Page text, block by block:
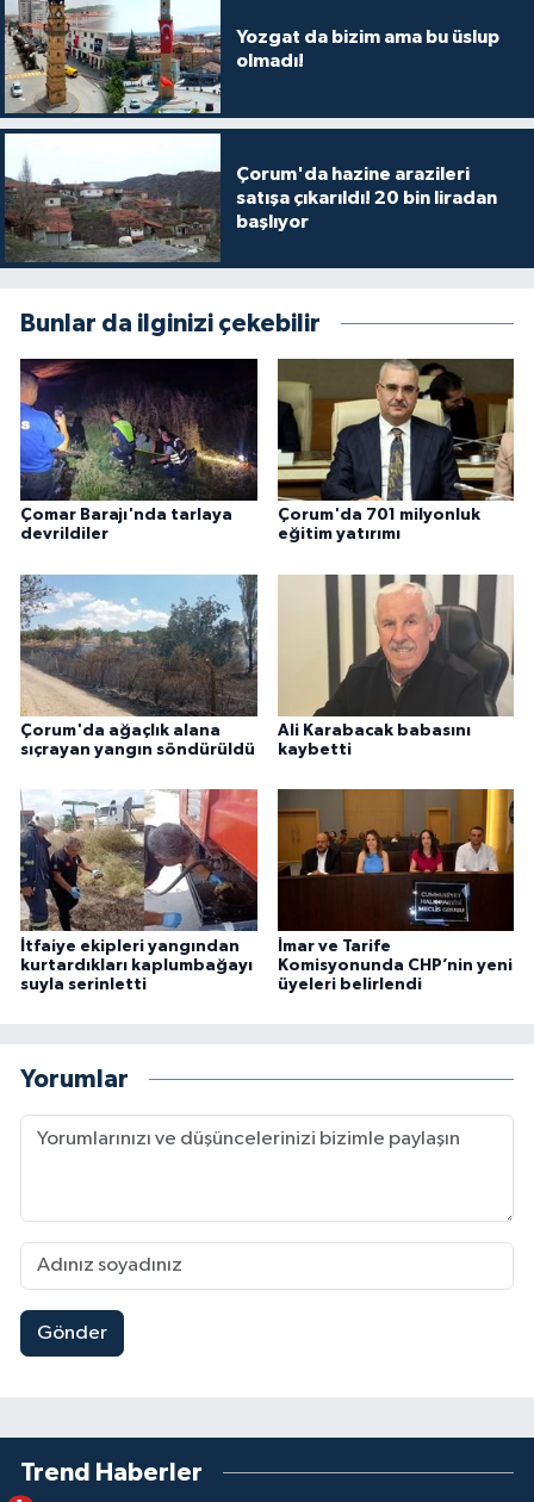
Yozgat da bizim ama bu üslup
olmadı!
Çorum'da hazine arazileri
satışa çıkarıldı! 20 bin liradan
başlıyor
Bunlar da ilginizi çekebilir
Çomar Barajı'nda tarlaya
devrildiler
Çorum'da 701 milyonluk
eğitim yatırımı
Çorum'da ağaçlık alana
sıçrayan yangın söndürüldü
Ali Karabacak babasını
kaybetti
İtfaiye ekipleri yangından
kurtardıkları kaplumbağayı
suyla serinletti
İmar ve Tarife
Komisyonunda CHP’nin yeni
üyeleri belirlendi
Yorumlar
Gönder
Trend Haberler